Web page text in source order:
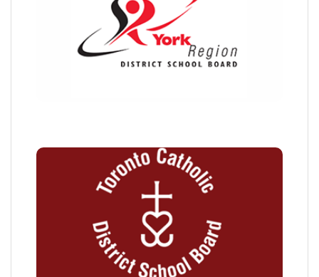
约克郡教育局
多伦多天主教公立教育局